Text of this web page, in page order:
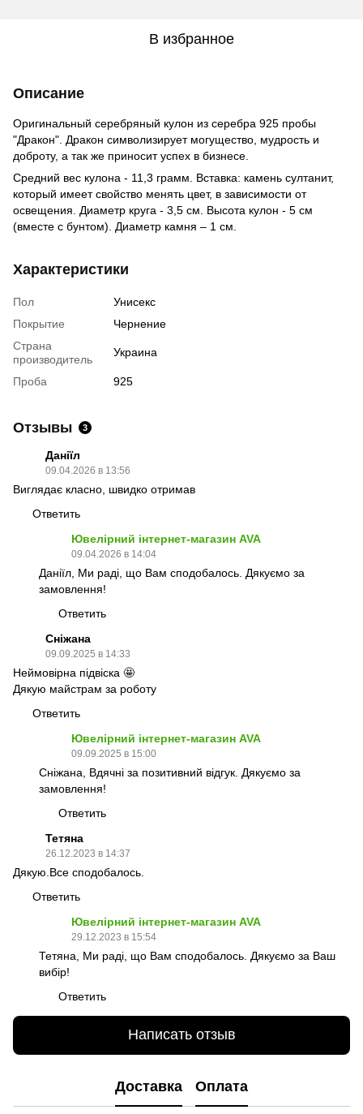
В избранное
Описание
Оригинальный серебряный кулон из серебра 925 пробы
"Дракон". Дракон символизирует могущество, мудрость и
доброту, а так же приносит успех в бизнесе.
Средний вес кулона - 11,3 грамм. Вставка: камень султанит,
который имеет свойство менять цвет, в зависимости от
освещения. Диаметр круга - 3,5 см. Высота кулон - 5 см
(вместе с бунтом). Диаметр камня – 1 см.
Характеристики
Пол
Унисекс
Покрытие
Чернение
Страна
производитель
Украина
Проба 925
Отзывы 3
Даніїл
09.04.2026 в 13:56
Виглядає класно, швидко отримав
Ответить
Ювелірний інтернет-магазин AVA
09.04.2026 в 14:04
Даніїл, Ми раді, що Вам сподобалось. Дякуємо за
замовлення!
Ответить
Сніжана
09.09.2025 в 14:33
Неймовірна підвіска 🤩
Дякую майстрам за роботу
Ответить
Ювелірний інтернет-магазин AVA
09.09.2025 в 15:00
Сніжана, Вдячні за позитивний відгук. Дякуємо за
замовлення!
Ответить
Тетяна
26.12.2023 в 14:37
Дякую.Все сподобалось.
Ответить
Ювелірний інтернет-магазин AVA
29.12.2023 в 15:54
Тетяна, Ми раді, що Вам сподобалось. Дякуємо за Ваш
вибір!
Ответить
Написать отзыв
Доставка Оплата